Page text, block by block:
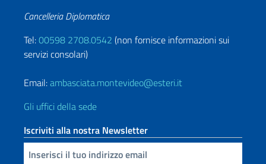
Cancelleria Diplomatica
Tel:00598 2708.0542 (non fornisce informazioni sui
servizi consolari)
Email:ambasciata.montevideo@esteri.it
Gli uffici della sede
Iscriviti alla nostra Newsletter
Inserisci la tua email